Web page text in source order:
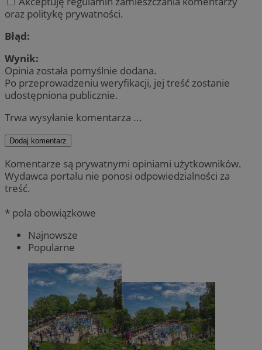
oraz politykę prywatności.
Błąd:
Wynik:
Opinia została pomyślnie dodana.
Po przeprowadzeniu weryfikacji, jej treść zostanie
udostępniona publicznie.
Trwa wysyłanie komentarza ...
Dodaj komentarz
Komentarze są prywatnymi opiniami użytkowników.
Wydawca portalu nie ponosi odpowiedzialności za
treść.
* pola obowiązkowe
Najnowsze
Popularne